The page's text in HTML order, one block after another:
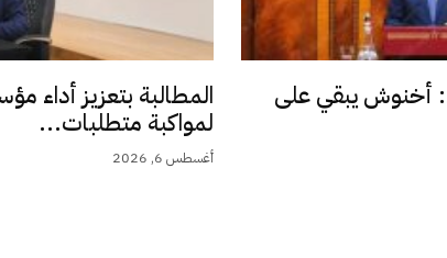
قانون المالية 2027: أخنوش يبقي على المطالبة بتعزيز أداء
لمواكبة متطلبات...
أغسطس 6, 2026